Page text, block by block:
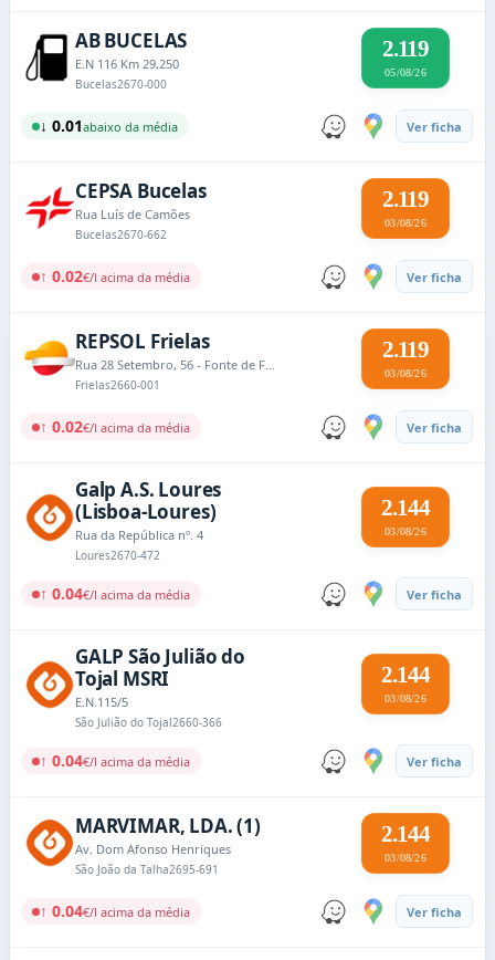
AB BUCELAS
E.N 116 Km 29,250
Bucelas2670-000
2.119
05/08/26
↓ 0.01abaixo da média Ver ficha
CEPSA Bucelas
Rua Luís de Camões
Bucelas2670-662
2.119
03/08/26
↑ 0.02€/l acima da média Ver ficha
REPSOL Frielas
Rua 28 Setembro, 56 - Fonte de Frielas
Frielas2660-001
2.119
03/08/26
↑ 0.02€/l acima da média Ver ficha
Galp A.S. Loures
(Lisboa-Loures)
Rua da República nº. 4
Loures2670-472
2.144
03/08/26
↑ 0.04€/l acima da média Ver ficha
GALP São Julião do
Tojal MSRI
E.N.115/5
São Julião do Tojal2660-366
2.144
03/08/26
↑ 0.04€/l acima da média Ver ficha
MARVIMAR, LDA. (1)
Av. Dom Afonso Henriques
São João da Talha2695-691
2.144
03/08/26
↑ 0.04€/l acima da média Ver ficha